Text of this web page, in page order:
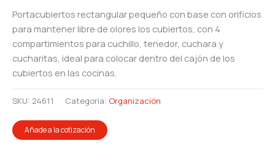
Portacubiertos rectangular pequeño con base con orificios
para mantener libre de olores los cubiertos, con 4
compartimientos para cuchillo, tenedor, cuchara y
cucharitas, ideal para colocar dentro del cajón de los
cubiertos en las cocinas.
SKU: 24611 Categoría: Organización
Añade a la cotización